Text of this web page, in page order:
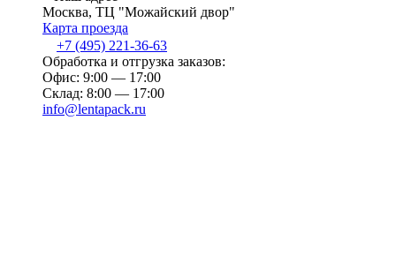
Москва, ТЦ "Можайский двор"
Карта проезда
+7 (495) 221-36-63
Обработка и отгрузка заказов:
Офис: 9:00 — 17:00
Склад: 8:00 — 17:00
info@lentapack.ru